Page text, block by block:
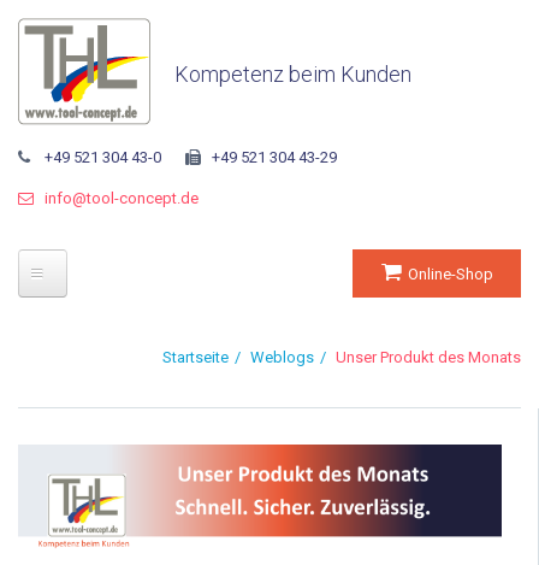
+49 521 304 43-0 +49 521 304 43-29
info@tool-concept.de
Kompetenz beim Kunden
Unternehmen
Geschäftsführung
Online-Shop
Startseite Weblogs Unser Produkt des Monats